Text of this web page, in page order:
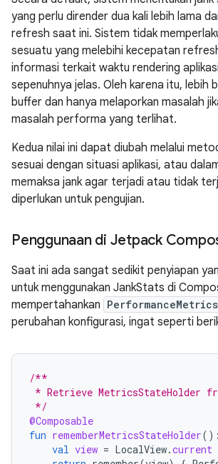
yang perlu dirender dua kali lebih lama
refresh saat ini. Sistem tidak
sesuatu yang melebihi kecepatan
informasi terkait waktu rendering
sepenuhnya jelas. Oleh karena itu, lebih
buffer dan hanya melaporkan masalah
masalah performa yang terlihat.
Kedua nilai ini dapat diubah melalui
sesuai dengan situasi aplikasi, atau
memaksa jank agar terjadi atau tidak
diperlukan untuk pengujian.
Penggunaan di Jetpack
Saat ini ada sangat sedikit penyiapan
untuk menggunakan JankStats di
mempertahankan
perubahan konfigurasi, ingat seperti
/**
* Retrieve MetricsStateHolder
*/
@Composable
fun rememberMetricsStateHolder():
val view = LocalView.current